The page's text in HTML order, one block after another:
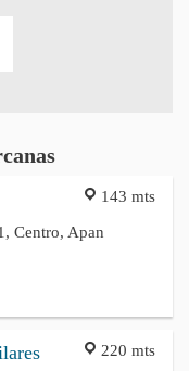
143 mts
Centro, Apan
220 mts